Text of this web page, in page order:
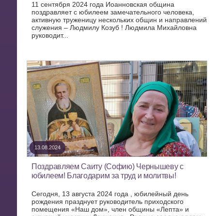
11 сентября 2024 года Иоанновская община
поздравляет с юбилеем замечательного человека,
активную труженицу нескольких общин и направлений
служения – Людмилу Козуб ! Людмила Михайловна
руководит...
13.08.2024
Поздравляем Саиту (Софию) Чернышеву с
юбилеем! Благодарим за труд и молитвы!
Сегодня, 13 августа 2024 года , юбилейный день
рождения празднует руководитель приходского
помещения «Наш дом», член общины «Лепта» и